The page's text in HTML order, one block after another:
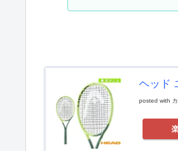
ヘッド
posted with